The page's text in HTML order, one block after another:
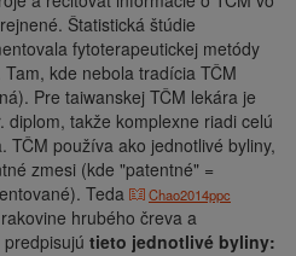
Štatistická štúdie
fytoterapeutickej metódy
Tam, kde nebola tradícia TČM
Pre taiwanskej TČM lekára je
takže komplexne riadi celú
TČM používa ako jednotlivé byliny,
zmesi (kde "patentné" =
Teda
Chao2014ppc
hrubého čreva a
tieto jednotlivé byliny: